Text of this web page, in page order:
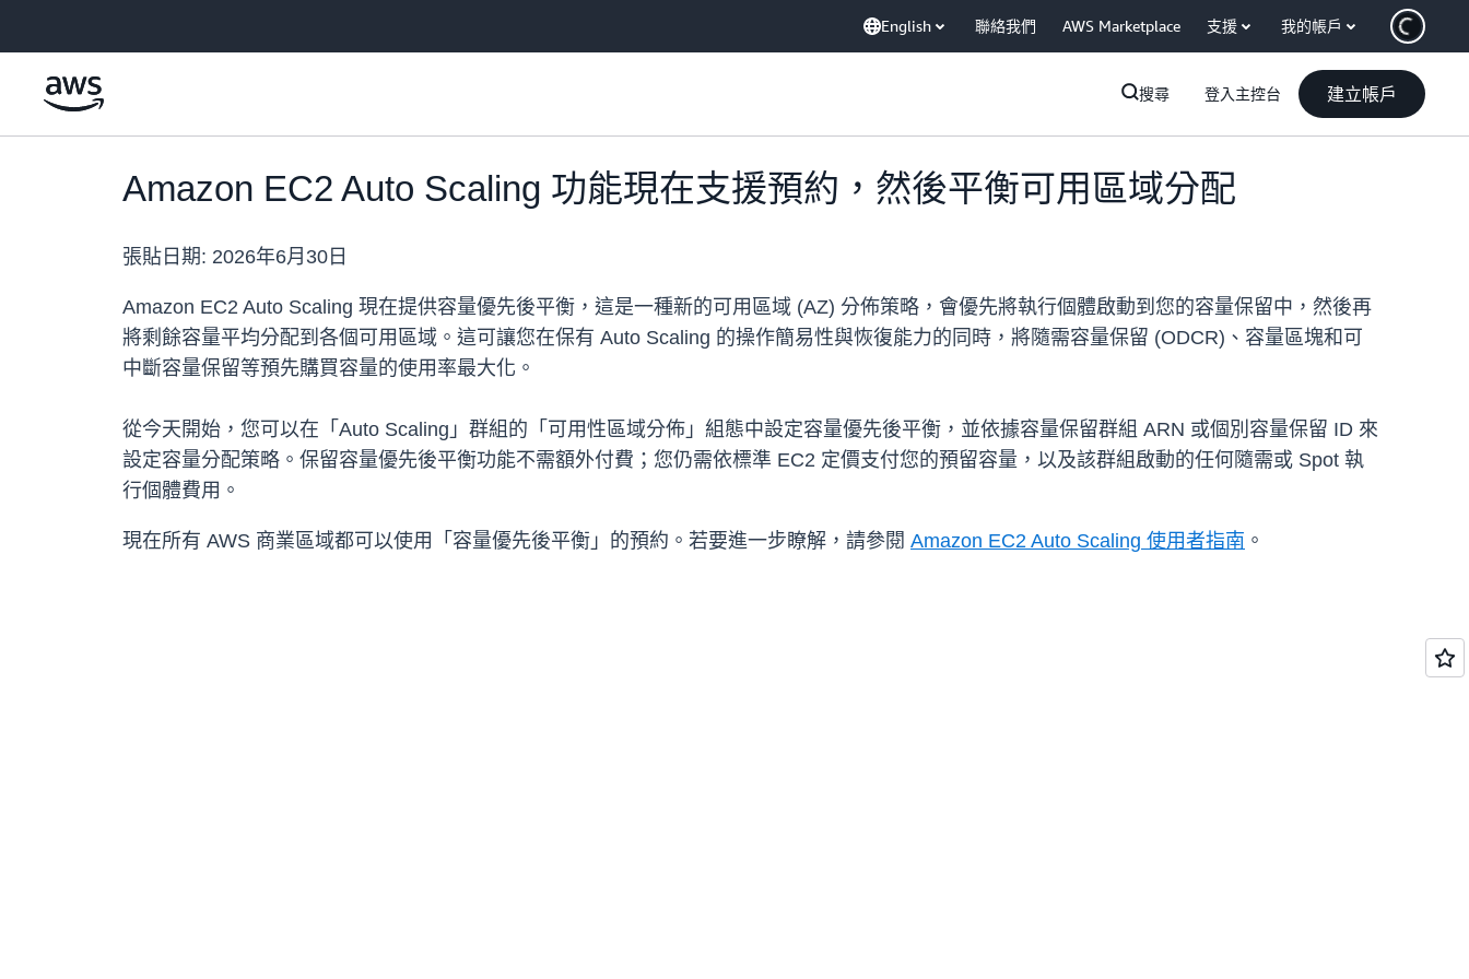
English 聯絡我們 AWS Marketplace 支援 我的帳戶
搜尋 登入主控台 建立帳戶
Amazon EC2 Auto Scaling 功能現在支援預約，然後平衡可用區域分配
張貼日期: 2026年6月30日
Amazon EC2 Auto Scaling 現在提供容量優先後平衡，這是一種新的可用區域 (AZ) 分佈策略，會優先將執行個體啟動到您的容量保留中，然後再
將剩餘容量平均分配到各個可用區域。這可讓您在保有 Auto Scaling 的操作簡易性與恢復能力的同時，將隨需容量保留 (ODCR)、容量區塊和可
中斷容量保留等預先購買容量的使用率最大化。
從今天開始，您可以在「Auto Scaling」群組的「可用性區域分佈」組態中設定容量優先後平衡，並依據容量保留群組 ARN 或個別容量保留 ID 來
設定容量分配策略。保留容量優先後平衡功能不需額外付費；您仍需依標準 EC2 定價支付您的預留容量，以及該群組啟動的任何隨需或 Spot 執
行個體費用。
現在所有 AWS 商業區域都可以使用「容量優先後平衡」的預約。若要進一步瞭解，請參閱 Amazon EC2 Auto Scaling 使用者指南 。